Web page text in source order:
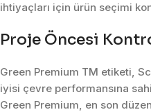
ihtiyaçları için ürün seçimi
Proje Öncesi
Green Premium TM etiketi,
iyisi çevre performansına
Green Premium, en son